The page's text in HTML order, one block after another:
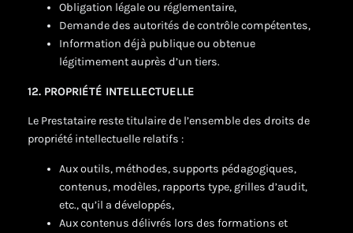
Obligation légale ou réglementaire,
Demande des autorités de contrôle compétentes,
Information déjà publique ou obtenue
légitimement auprès d’un tiers.
12. PROPRIÉTÉ INTELLECTUELLE
Le Prestataire reste titulaire de l’ensemble des droits de
propriété intellectuelle relatifs :
Aux outils, méthodes, supports pédagogiques,
contenus, modèles, rapports type, grilles d’audit,
etc., qu’il a développés,
Aux contenus délivrés lors des formations et